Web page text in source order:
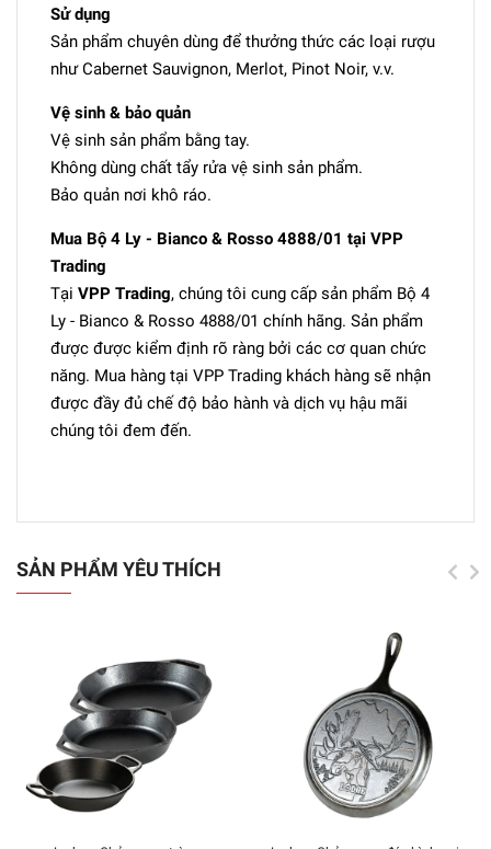
Sử dụng
Sản phẩm chuyên dùng để thưởng thức các loại rượu
như Cabernet Sauvignon, Merlot, Pinot Noir, v.v.
Vệ sinh & bảo quản
Vệ sinh sản phẩm bằng tay.
Không dùng chất tẩy rửa vệ sinh sản phẩm.
Bảo quản nơi khô ráo.
Mua Bộ 4 Ly - Bianco & Rosso 4888/01 tại VPP
Trading
Tại VPP Trading, chúng tôi cung cấp sản phẩm Bộ 4
Ly - Bianco & Rosso 4888/01 chính hãng. Sản phẩm
được được kiểm định rõ ràng bởi các cơ quan chức
năng. Mua hàng tại VPP Trading khách hàng sẽ nhận
được đầy đủ chế độ bảo hành và dịch vụ hậu mãi
chúng tôi đem đến.
SẢN PHẨM YÊU THÍCH